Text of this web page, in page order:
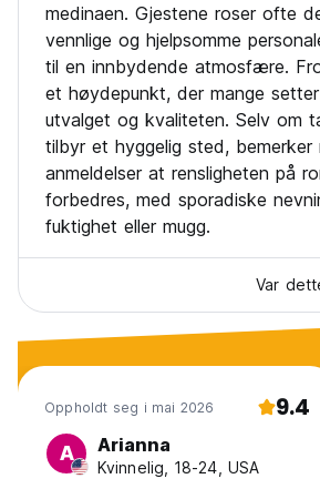
medinaen. Gjestene roser ofte
vennlige og hjelpsomme
til en innbydende atmosfære.
et høydepunkt, der mange
utvalget og kvaliteten. Selv om
tilbyr et hyggelig sted, bemerker
anmeldelser at rensligheten på
forbedres, med sporadiske
fuktighet eller mugg.
Var
Oppholdt seg i mai 2026 9.4
A Arianna
Kvinnelig, 18-24, USA